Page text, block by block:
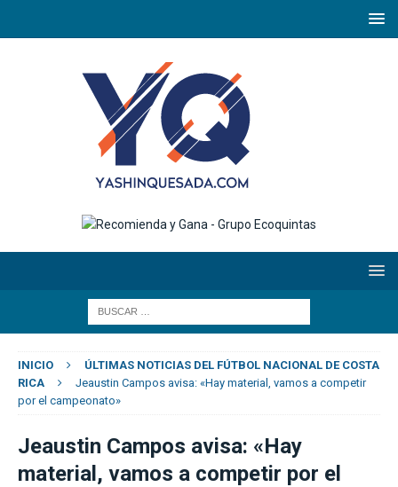
INICIO
ÚLTIMAS NOTICIAS DEL FÚTBOL NACIONAL DE COSTA
RICA
Jeaustin Campos avisa: «Hay material, vamos a competir
por el campeonato»
Jeaustin Campos avisa: «Hay
material, vamos a competir por el